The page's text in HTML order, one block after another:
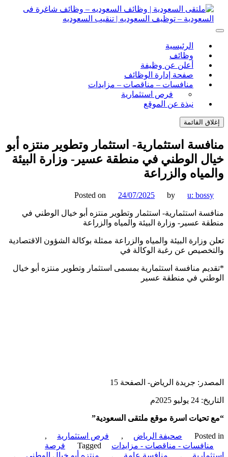
– توظيف السعوديه | تنقيب السعوديه
السعوديه | تنقيب السعوديه
الرئيسية
وظائف
أعلن عن وظيفة
صفحة إدارة الوظائف
منافسات – مناقصات – مزايدات
فرص استثمارية
نبذة عن الموقع
القائمة
استثمارية- استثمار وتطوير منتزه أبو
الوطني في منطقة عسير- وزارة البيئة
والزراعة
Posted on 24/07/2025 by u:
استثمارية- استثمار وتطوير منتزه أبو خيال الوطني في
عسير- وزارة البيئة والمياه والزراعة
وزارة البيئة والمياه والزراعة ممثلة بوكالة الشؤون الاقتصادية
عن رغبة الوكالة في
منافسة استثمارية بمسمى استثمار وتطوير منتزه أبو خيال
في منطقة عسير
جريدة الرياض- الصفحة 15
2025م
تحيات اسرة موقع ملتقى السعودية”
صحيفة الرياض , فرص استثمارية
,
- مناقصات - مزايدات
Tagged
فرصة
, منافسة عامة , منتزه أبو خيال الوطني
,